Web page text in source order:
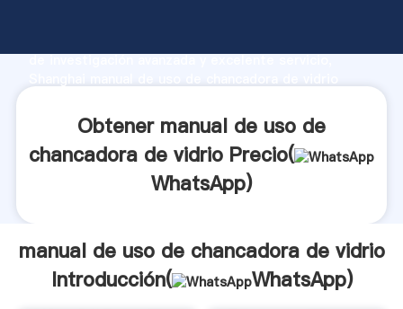
de investigación avanzada y excelente servicio,
clientes.Obtener manual de uso de
chancadora de vidrio Precio(
WhatsApp)
manual de uso de chancadora de vidrio
Introducción(
WhatsApp)